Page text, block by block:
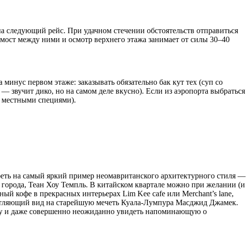
рейс. При удачном стечении обстоятельств отправиться
между ними и осмотр верхнего этажа занимает от силы 30–40
первом этаже: заказывать обязательно бак кут тех (суп со
дико, но на самом деле вкусно). Если из аэропорта выбраться
местными специями).
на самый яркий пример неомавританского архитектурного стиля —
Теан Хоу Темпль. В китайском квартале можно при желании (и
кофе в прекрасных интерьерах Lim Kee cafe или Merchant’s lane,
вид на старейшую мечеть Куала-Лумпура Масджид Джамек.
и даже совершенно неожиданно увидеть напоминающую о